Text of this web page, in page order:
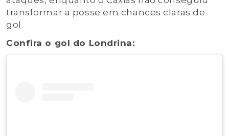
transformar a posse em chances claras de
gol.
Confira o gol do Londrina: